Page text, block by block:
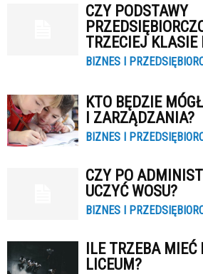
CZY PODSTAWY
TRZECIEJ KLASIE
BIZNES I
KTO BĘDZIE
I ZARZĄDZANIA?
BIZNES I
CZY PO
UCZYĆ WOSU?
BIZNES I
ILE TRZEBA
LICEUM?